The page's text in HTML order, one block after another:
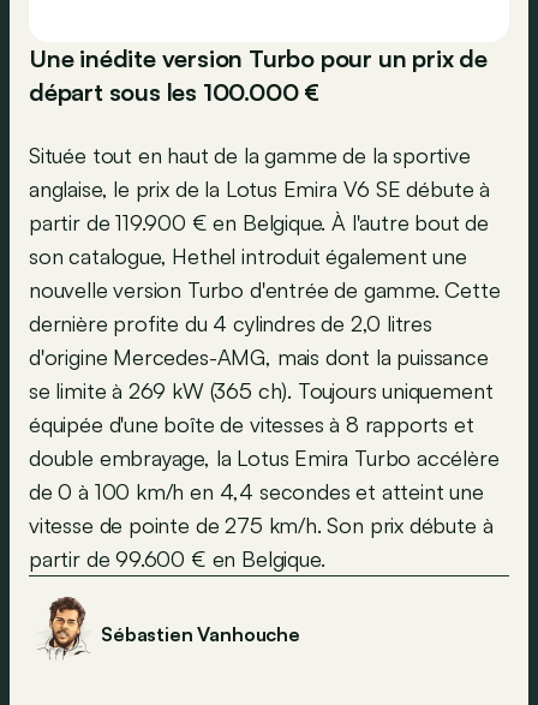
Une inédite version Turbo pour un prix de
départ sous les 100.000 €
Située tout en haut de la gamme de la sportive
anglaise, le prix de la Lotus Emira V6 SE débute à
partir de 119.900 € en Belgique. À l'autre bout de
son catalogue, Hethel introduit également une
nouvelle version Turbo d'entrée de gamme. Cette
dernière profite du 4 cylindres de 2,0 litres
d'origine Mercedes-AMG, mais dont la puissance
se limite à 269 kW (365 ch). Toujours uniquement
équipée d'une boîte de vitesses à 8 rapports et
double embrayage, la Lotus Emira Turbo accélère
de 0 à 100 km/h en 4,4 secondes et atteint une
vitesse de pointe de 275 km/h. Son prix débute à
partir de 99.600 € en Belgique.
Sébastien Vanhouche